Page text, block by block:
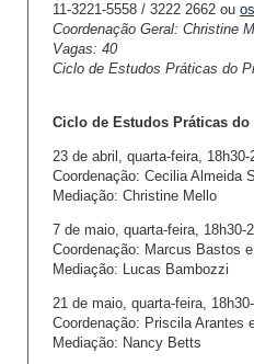
11-3221-5558 / 3222 2662 ou
Coordenação Geral: Christine
Vagas: 40
Ciclo de Estudos Práticas do
Ciclo de Estudos Práticas
23 de abril, quarta-feira, 18h30-
Coordenação: Cecilia Almeida
Mediação: Christine Mello
7 de maio, quarta-feira, 18h30-
Coordenação: Marcus Bastos
Mediação: Lucas Bambozzi
21 de maio, quarta-feira,
Coordenação: Priscila Arantes
Mediação: Nancy Betts